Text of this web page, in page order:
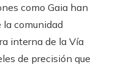
como Gaia han
la comunidad
interna de la Vía
de precisión que